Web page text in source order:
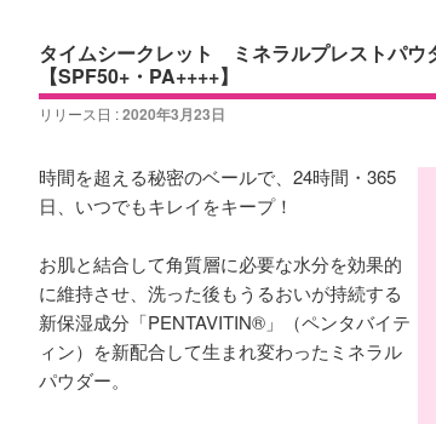
タイムシークレット ミネラルプレストパ
【SPF50+・PA++++】
リリース日 :2020年3月23日
時間を超える秘密のベールで、24時間・365
日、いつでもキレイをキープ！
お肌と結合して角質層に必要な水分を効果的
に維持させ、洗った後もうるおいが持続する
新保湿成分「PENTAVITIN®」（ペンタバイテ
ィン）を新配合して生まれ変わったミネラル
パウダー。